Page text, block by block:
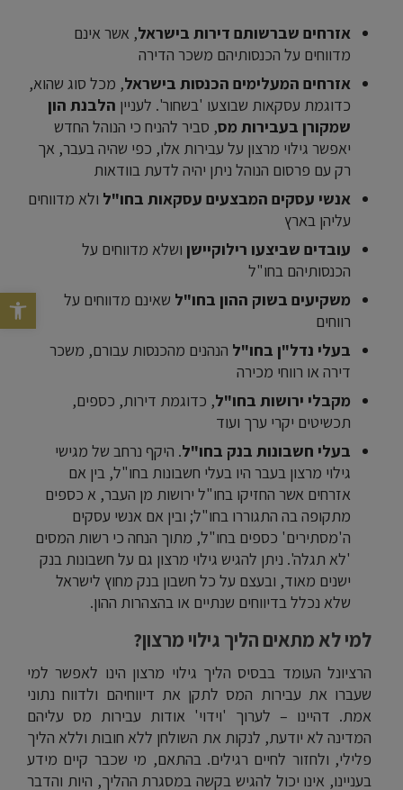
פתח סרגל
אזרחים שברשותם דירות בישראל, אשר אינם
מדווחים על הכנסותיהם משכר הדירה
אזרחים המעלימים הכנסות בישראל, מכל סוג שהוא,
כדוגמת עסקאות שבוצעו 'בשחור'. לעניין הלבנת הון
שמקורן בעבירות מס, סביר להניח כי הנוהל החדש
יאפשר גילוי מרצון על עבירות אלו, כפי שהיה בעבר, אך
רק עם פרסום הנוהל ניתן יהיה לדעת בוודאות
אנשי עסקים המבצעים עסקאות בחו"ל ולא מדווחים
עליהן בארץ
עובדים שביצעו רילוקיישן ושלא מדווחים על
הכנסותיהם בחו"ל
משקיעים בשוק ההון בחו"ל שאינם מדווחים על
רווחים
בעלי נדל"ן בחו"ל הנהנים מהכנסות עבורם, משכר
דירה או רווחי מכירה
מקבלי ירושות בחו"ל, כדוגמת דירות, כספים,
תכשיטים יקרי ערך ועוד
בעלי חשבונות בנק בחו"ל. היקף נרחב של מגישי
גילוי מרצון בעבר היו בעלי חשבונות בחו"ל, בין אם
אזרחים אשר החזיקו בחו"ל ירושות מן העבר, א כספים
מתקופה בה התגוררו בחו"ל; ובין אם אנשי עסקים
ה'מסתירים' כספים בחו"ל, מתוך הנחה כי רשות המסים
'לא תגלה'. ניתן להגיש גילוי מרצון גם על חשבונות בנק
ישנים מאוד, ובעצם על כל חשבון בנק מחוץ לישראל
שלא נכלל בדיווחים שנתיים או בהצהרות ההון.
למי לא מתאים הליך גילוי מרצון?
הרציונל העומד בבסיס הליך גילוי מרצון הינו לאפשר למי
שעברו את עבירות המס לתקן את דיווחיהם ולדווח נתוני
אמת. דהיינו – לערוך 'וידוי' אודות עבירות מס עליהם
המדינה לא יודעת, לנקות את השולחן ללא חובות וללא הליך
פלילי, ולחזור לחיים רגילים. בהתאם, מי שכבר קיים מידע
בעניינו, אינו יכול להגיש בקשה במסגרת ההליך, היות והדבר